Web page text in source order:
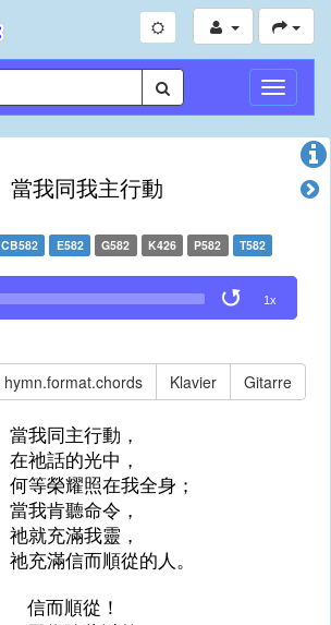
當我同我主行動
CB582 E582 G582 K426 P582 T582
1x
hymn.format.chords Klavier Gitarre
當我同主行動，
在祂話的光中，
何等榮耀照在我全身；
當我肯聽命令，
祂就充滿我靈，
祂充滿信而順從的人。
信而順從！